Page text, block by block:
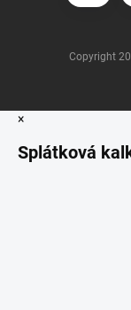
Copyright
×
Splátková